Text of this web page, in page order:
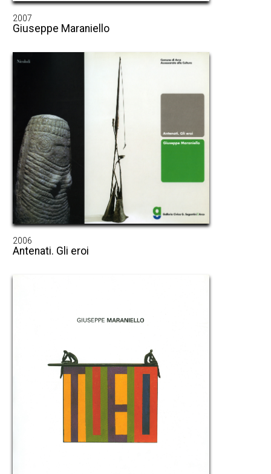
2007
Giuseppe Maraniello
2006
Antenati. Gli eroi